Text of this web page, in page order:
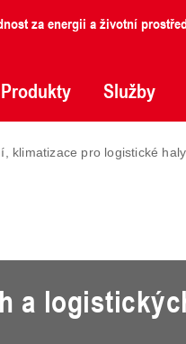
za energii a životní
Produkty Služby
klimatizace pro logistické haly
a